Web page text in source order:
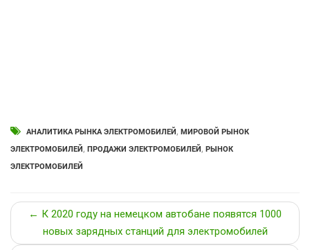
АНАЛИТИКА РЫНКА ЭЛЕКТРОМОБИЛЕЙ, МИРОВОЙ РЫНОК
ЭЛЕКТРОМОБИЛЕЙ, ПРОДАЖИ ЭЛЕКТРОМОБИЛЕЙ, РЫНОК
ЭЛЕКТРОМОБИЛЕЙ
← К 2020 году на немецком автобане появятся 1000
новых зарядных станций для электромобилей